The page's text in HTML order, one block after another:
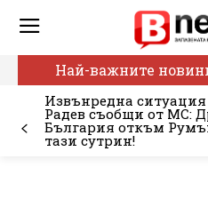
Най-важните
Извънредна
Радев съобщи от МС:
България откъм
тази сутрин!